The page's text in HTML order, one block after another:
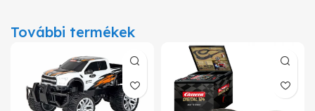
További termékek